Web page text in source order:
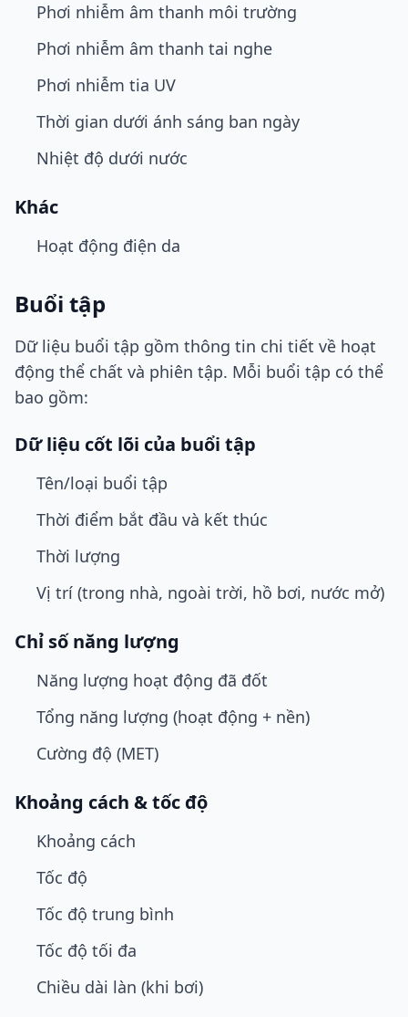
Phơi nhiễm âm thanh môi trường
Phơi nhiễm âm thanh tai nghe
Phơi nhiễm tia UV
Thời gian dưới ánh sáng ban ngày
Nhiệt độ dưới nước
Khác
Hoạt động điện da
Buổi tập
Dữ liệu buổi tập gồm thông tin chi tiết về hoạt
động thể chất và phiên tập. Mỗi buổi tập có thể
bao gồm:
Dữ liệu cốt lõi của buổi tập
Tên/loại buổi tập
Thời điểm bắt đầu và kết thúc
Thời lượng
Vị trí (trong nhà, ngoài trời, hồ bơi, nước mở)
Chỉ số năng lượng
Năng lượng hoạt động đã đốt
Tổng năng lượng (hoạt động + nền)
Cường độ (MET)
Khoảng cách & tốc độ
Khoảng cách
Tốc độ
Tốc độ trung bình
Tốc độ tối đa
Chiều dài làn (khi bơi)